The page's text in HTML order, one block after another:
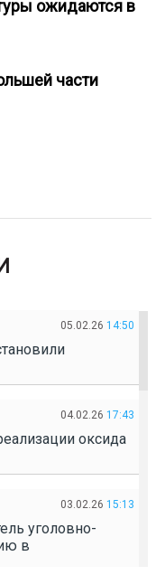
ожидаются в
части
05.02.26 14:50
04.02.26 17:43
оксида
03.02.26 15:13
уголовно-
в